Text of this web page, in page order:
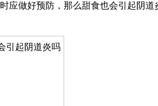
应做好预防，那么甜食也会引起阴道